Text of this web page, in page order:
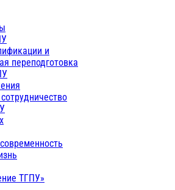
и
переподготовка
ТГПУ»